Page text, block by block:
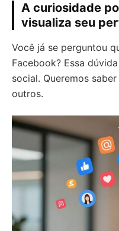
A curiosidade
visualiza seu
Você já se perguntou
Facebook? Essa
social. Queremos
outros.